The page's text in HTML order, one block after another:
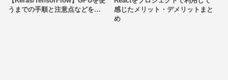
うまでの手順と注意点などを…
感じたメリット・デメリットまと
め